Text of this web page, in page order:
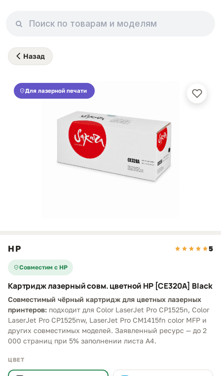
Назад
Для лазерной печати
HP 5
Совместим с HP
Картридж лазерный совм. цветной HP [CE320A] Black
Совместимый чёрный картридж для цветных лазерных
принтеров: подходит для Color LaserJet Pro CP1525n, Color
LaserJet Pro CP1525nw, LaserJet Pro CM1415fn color MFP и
других совместимых моделей. Заявленный ресурс — до 2
000 страниц при 5% заполнении листа A4.
ЦВЕТ